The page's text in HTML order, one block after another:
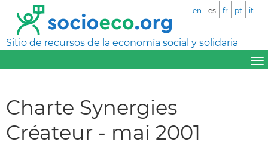
Sitio de recursos de la economía social y solidaria
en es fr pt it
Charte Synergies
Créateur - mai 2001